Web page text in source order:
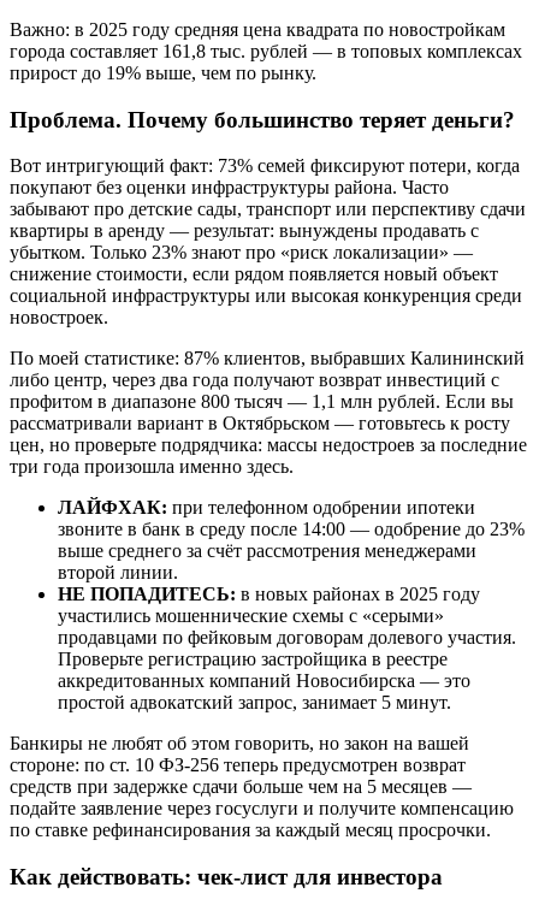
Важно: в 2025 году средняя цена квадрата по новостройкам
города составляет 161,8 тыс. рублей — в топовых комплексах
прирост до 19% выше, чем по рынку.
Проблема. Почему большинство теряет деньги?
Вот интригующий факт: 73% семей фиксируют потери, когда
покупают без оценки инфраструктуры района. Часто
забывают про детские сады, транспорт или перспективу сдачи
квартиры в аренду — результат: вынуждены продавать с
убытком. Только 23% знают про «риск локализации» —
снижение стоимости, если рядом появляется новый объект
социальной инфраструктуры или высокая конкуренция среди
новостроек.
По моей статистике: 87% клиентов, выбравших Калининский
либо центр, через два года получают возврат инвестиций с
профитом в диапазоне 800 тысяч — 1,1 млн рублей. Если вы
рассматривали вариант в Октябрьском — готовьтесь к росту
цен, но проверьте подрядчика: массы недостроев за последние
три года произошла именно здесь.
ЛАЙФХАК: при телефонном одобрении ипотеки
звоните в банк в среду после 14:00 — одобрение до 23%
выше среднего за счёт рассмотрения менеджерами
второй линии.
НЕ ПОПАДИТЕСЬ: в новых районах в 2025 году
участились мошеннические схемы с «серыми»
продавцами по фейковым договорам долевого участия.
Проверьте регистрацию застройщика в реестре
аккредитованных компаний Новосибирска — это
простой адвокатский запрос, занимает 5 минут.
Банкиры не любят об этом говорить, но закон на вашей
стороне: по ст. 10 ФЗ-256 теперь предусмотрен возврат
средств при задержке сдачи больше чем на 5 месяцев —
подайте заявление через госуслуги и получите компенсацию
по ставке рефинансирования за каждый месяц просрочки.
Как действовать: чек-лист для инвестора